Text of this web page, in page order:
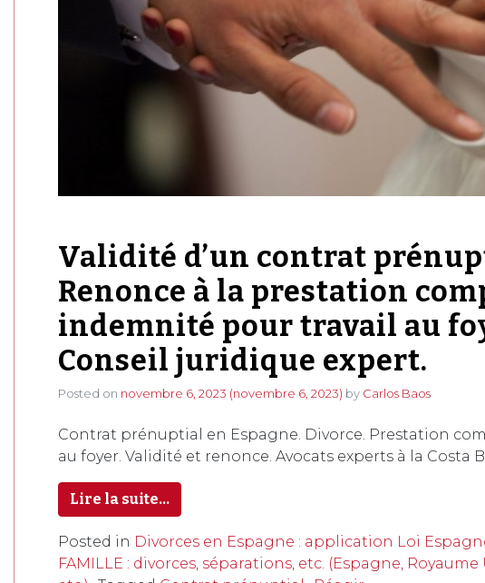
Validité d’un contrat
Renonce à la prestation
indemnité pour travail au
Conseil juridique expert.
Posted on novembre 6, 2023 (novembre 6, 2023) by Carlos Baos
Contrat prénuptial en Espagne. Divorce. Prestation
au foyer. Validité et renonce. Avocats experts à la Costa
Lire la suite…
Posted in Divorces en Espagne : application Loi
FAMILLE : divorces, séparations, etc. (Espagne,